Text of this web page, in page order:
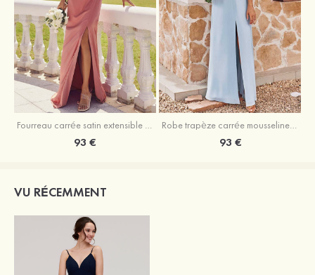
93 € 93 €
VU RÉCEMMENT